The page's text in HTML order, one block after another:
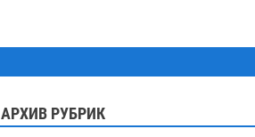
АРХИВ РУБРИК